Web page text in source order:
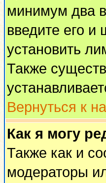
минимум два
введите его и
установить
Также
Вернуться к
Как я могу
Также как и
модераторы